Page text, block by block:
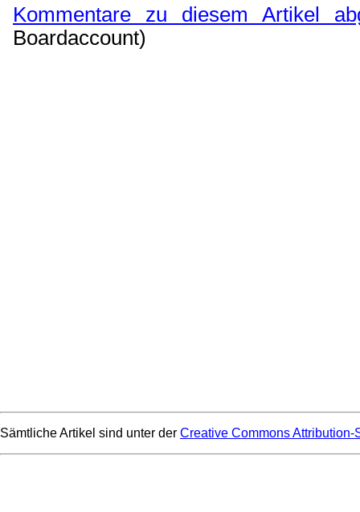
Kommentare zu diesem Artikel
Boardaccount)
Sämtliche Artikel sind unter der Creative Commons